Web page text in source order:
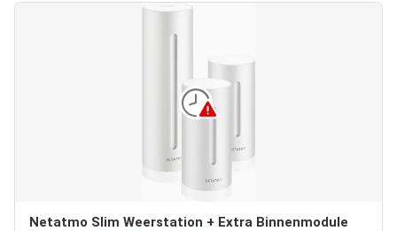
Netatmo Slim Weerstation + Extra Binnenmodule